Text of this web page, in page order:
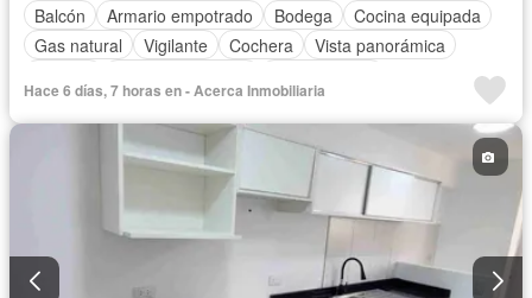
Balcón
Armario empotrado Bodega
Cocina equipada
Gas natural
Vigilante Cochera
Vista panorámica
Parcialmente amoblado
Hace 6 días, 7 horas en - Acerca Inmobiliaria